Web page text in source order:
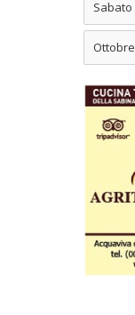
Sabato
Ottobre